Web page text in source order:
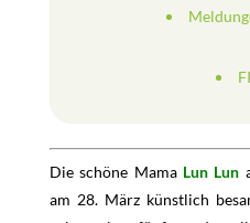
Die schöne Mama Lun Lun
am 28. März künstlich